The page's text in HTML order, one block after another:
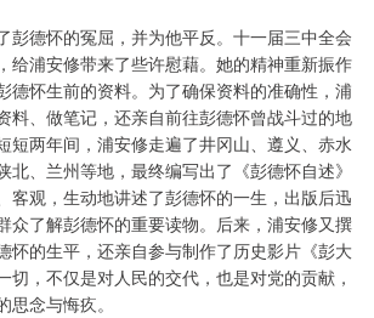
彭德怀的冤屈，并为他平反。十一届三中全会
给浦安修带来了些许慰藉。她的精神重新振作
德怀生前的资料。为了确保资料的准确性，浦
料、做笔记，还亲自前往彭德怀曾战斗过的地
短两年间，浦安修走遍了井冈山、遵义、赤水
北、兰州等地，最终编写出了《彭德怀自述》
客观，生动地讲述了彭德怀的一生，出版后迅
众了解彭德怀的重要读物。后来，浦安修又撰
怀的生平，还亲自参与制作了历史影片《彭大
切，不仅是对人民的交代，也是对党的贡献，
念与悔疚。